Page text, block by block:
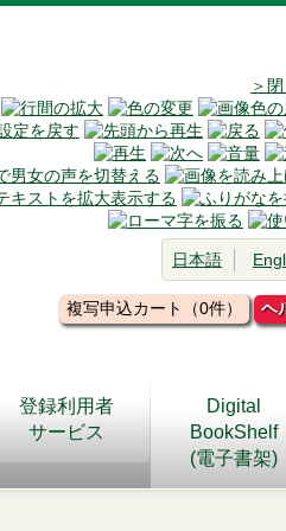
＞
日本語
複写申込カート（0件） ヘ
登録利用者
サービス
Digital
BookShelf
(電子書架)